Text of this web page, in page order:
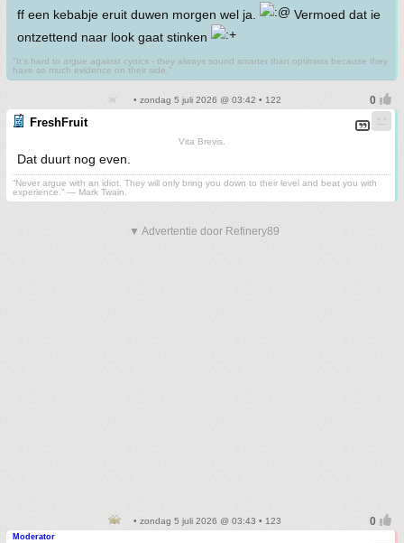
ff een kebabje eruit duwen morgen wel ja.
Vermoed dat ie
ontzettend naar look gaat stinken
"It's hard to argue against cynics - they always sound smarter than optimists because they
have so much evidence on their side."
• zondag 5 juli 2026 @ 03:42 • 122
FreshFruit
Vita Brevis.
Dat duurt nog even.
“Never argue with an idiot. They will only bring you down to their level and beat you with
experience.” ― Mark Twain.
▼ Advertentie door Refinery89
• zondag 5 juli 2026 @ 03:43 • 123
Moderator